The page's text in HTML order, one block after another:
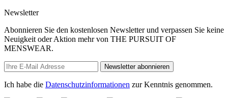
Newsletter
Abonnieren Sie den kostenlosen Newsletter und verpassen Sie keine
Neuigkeit oder Aktion mehr von THE PURSUIT OF
MENSWEAR.
Newsletter abonnieren
Ich habe die Datenschutzinformationen zur Kenntnis genommen.